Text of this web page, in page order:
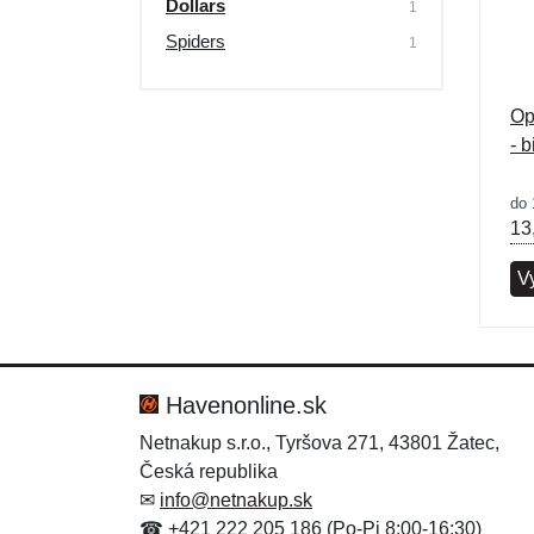
Výpredaj
Dollars 1
Spiders 1
-
do
Havenonline.sk
Netnakup s.r.o., Tyršova 271, 43801 Žatec,
Česká republika
✉ info@netnakup.sk
☎ +421 222 205 186 (Po-Pi 8:00-16:30)